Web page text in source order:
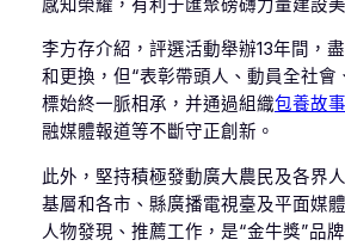
感知榮耀，有利于匯聚磅礴力量建設
李方存介紹，評選活動舉辦13年間，
和更換，但“表彰帶頭人、動員全社會
標始終一脈相承，并通過組織包養故事
融媒體報道等不斷守正創新。
此外，堅持積極發動廣大農民及各界
基層和各市、縣廣播電視臺及平面媒
人物發現、推薦工作，是“金牛獎”品